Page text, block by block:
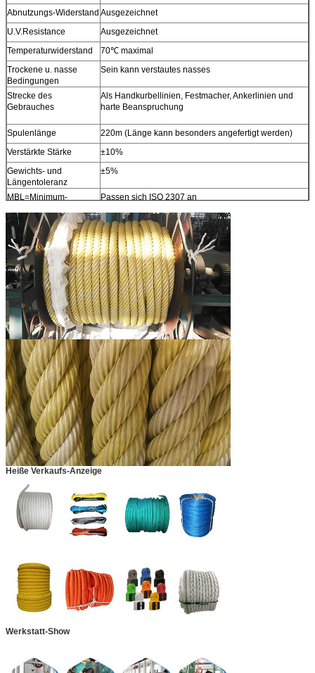
Abnutzungs-Widerstand Ausgezeichnet
U.V.Resistance
Ausgezeichnet
Temperaturwiderstand
70℃ maximal
Trockene u. nasse
Bedingungen
Sein kann verstautes nasses
Strecke des
Gebrauches
Als Handkurbellinien, Festmacher, Ankerlinien und
harte Beanspruchung
Spulenlänge
220m (Länge kann besonders angefertigt werden)
Verstärkte Stärke
±10%
Gewichts- und
Längentoleranz
±5%
MBL=Minimum-
Passen sich ISO 2307 an
Andere Größen Verfügbar auf Anfrage
Heiße Verkaufs-Anzeige
Werkstatt-Show